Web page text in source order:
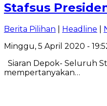
Stafsus
Berita Pilihan Headline
Minggu, 5 April 2020 -
Siaran Depok- Seluruh
mempertanyakan…